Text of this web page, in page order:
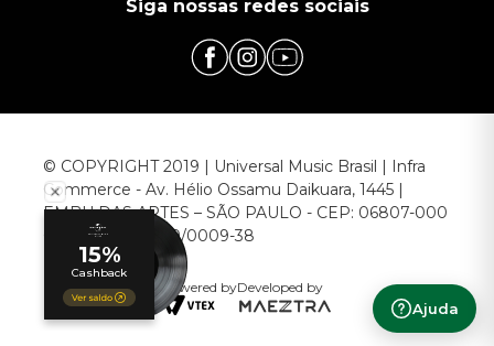
Ajuda
Siga nossas redes sociais
© COPYRIGHT 2019 | Universal Music Brasil | Infra
Commerce - Av. Hélio Ossamu Daikuara, 1445 |
EMBU DAS ARTES – SÃO PAULO - CEP: 06807-000
CNPJ: 00.952.789/0009-38
Powered byDeveloped by